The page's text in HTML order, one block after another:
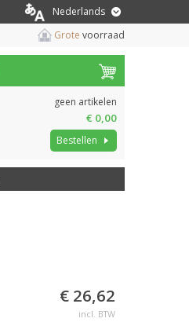
Nederlands
Grote voorraad
geen artikelen
€ 0,00
Bestellen
€ 26,62
incl. BTW